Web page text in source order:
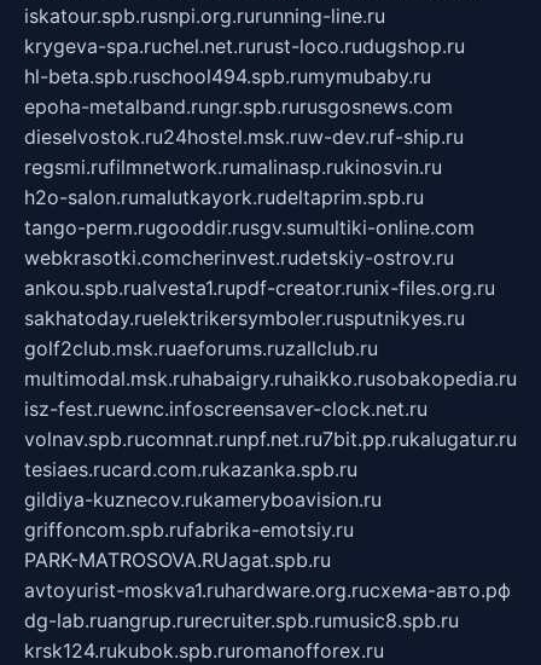
iskatour.spb.rusnpi.org.rurunning-line.ru
krygeva-spa.ruchel.net.rurust-loco.rudugshop.ru
hl-beta.spb.ruschool494.spb.rumymubaby.ru
epoha-metalband.rungr.spb.rurusgosnews.com
dieselvostok.ru24hostel.msk.ruw-dev.ruf-ship.ru
regsmi.rufilmnetwork.rumalinasp.rukinosvin.ru
h2o-salon.rumalutkayork.rudeltaprim.spb.ru
tango-perm.rugooddir.rusgv.sumultiki-online.com
webkrasotki.comcherinvest.rudetskiy-ostrov.ru
ankou.spb.rualvesta1.rupdf-creator.runix-files.org.ru
sakhatoday.ruelektrikersymboler.rusputnikyes.ru
golf2club.msk.ruaeforums.ruzallclub.ru
multimodal.msk.ruhabaigry.ruhaikko.rusobakopedia.ru
isz-fest.ruewnc.infoscreensaver-clock.net.ru
volnav.spb.rucomnat.runpf.net.ru7bit.pp.rukalugatur.ru
tesiaes.rucard.com.rukazanka.spb.ru
gildiya-kuznecov.rukameryboavision.ru
griffoncom.spb.rufabrika-emotsiy.ru
PARK-MATROSOVA.RUagat.spb.ru
avtoyurist-moskva1.ruhardware.org.ruсхема-авто.рф
dg-lab.ruangrup.rurecruiter.spb.rumusic8.spb.ru
krsk124.rukubok.spb.ruromanofforex.ru